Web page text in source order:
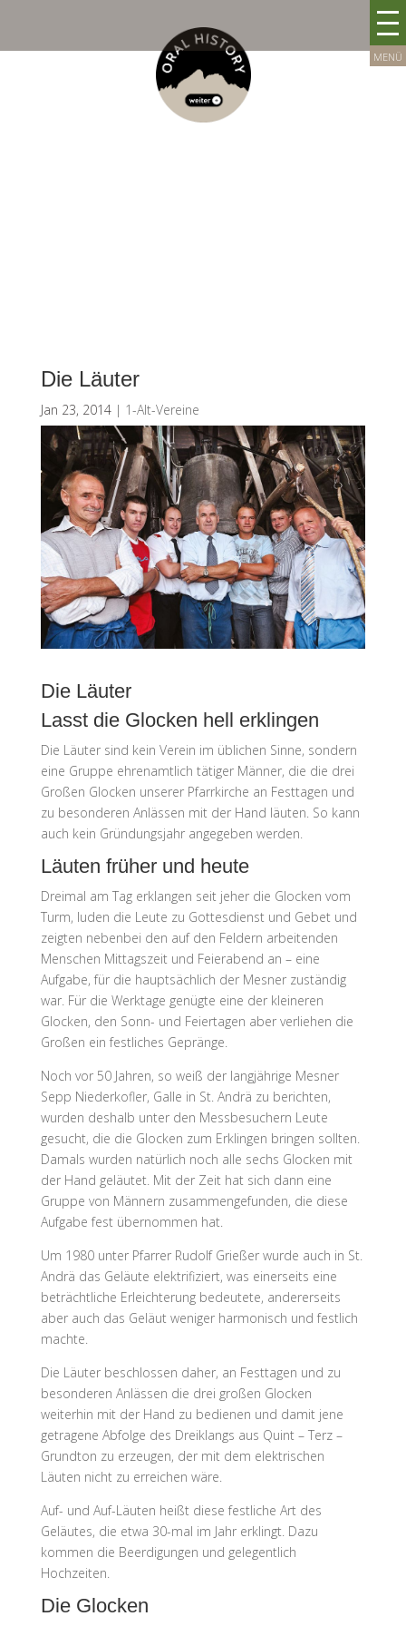
Die Läuter
Jan 23, 2014| 1-Alt-Vereine
Die Läuter
Lasst die Glocken hell erklingen
Die Läuter sind kein Verein im üblichen Sinne, sondern
eine Gruppe ehrenamtlich tätiger Männer, die die drei
Großen Glocken unserer Pfarrkirche an Festtagen und
zu besonderen Anlässen mit der Hand läuten. So kann
auch kein Gründungsjahr angegeben werden.
Läuten früher und heute
Dreimal am Tag erklangen seit jeher die Glocken vom
Turm, luden die Leute zu Gottesdienst und Gebet und
zeigten nebenbei den auf den Feldern arbeitenden
Menschen Mittagszeit und Feierabend an – eine
Aufgabe, für die hauptsächlich der Mesner zuständig
war. Für die Werktage genügte eine der kleineren
Glocken, den Sonn- und Feiertagen aber verliehen die
Großen ein festliches Gepränge.
Noch vor 50 Jahren, so weiß der langjährige Mesner
Sepp Niederkofler, Galle in St. Andrä zu berichten,
wurden deshalb unter den Messbesuchern Leute
gesucht, die die Glocken zum Erklingen bringen sollten.
Damals wurden natürlich noch alle sechs Glocken mit
der Hand geläutet. Mit der Zeit hat sich dann eine
Gruppe von Männern zusammengefunden, die diese
Aufgabe fest übernommen hat.
Um 1980 unter Pfarrer Rudolf Grießer wurde auch in St.
Andrä das Geläute elektrifiziert, was einerseits eine
beträchtliche Erleichterung bedeutete, andererseits
aber auch das Geläut weniger harmonisch und festlich
machte.
Die Läuter beschlossen daher, an Festtagen und zu
besonderen Anlässen die drei großen Glocken
weiterhin mit der Hand zu bedienen und damit jene
getragene Abfolge des Dreiklangs aus Quint – Terz –
Grundton zu erzeugen, der mit dem elektrischen
Läuten nicht zu erreichen wäre.
Auf- und Auf-Läuten heißt diese festliche Art des
Geläutes, die etwa 30-mal im Jahr erklingt. Dazu
kommen die Beerdigungen und gelegentlich
Hochzeiten.
Die Glocken